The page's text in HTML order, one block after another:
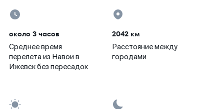
около 3 часов
Среднее время
перелета из Навои в
Ижевск без пересадок
2042 км
Расстояние между
городами